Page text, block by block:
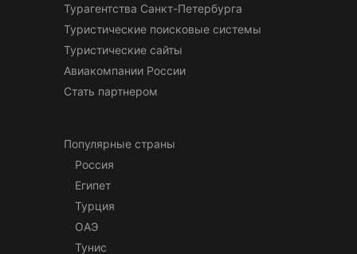
Турагентства Санкт-Петербурга
Туристические поисковые системы
Туристические сайты
Авиакомпании России
Стать партнером
Популярные страны
Россия
Египет
Турция
ОАЭ
Тунис